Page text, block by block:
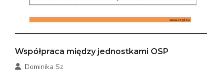
Współpraca między jednostkami OSP
Dominika Sz